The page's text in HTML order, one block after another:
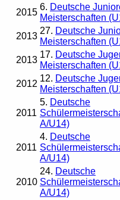
2015
6. Deutsche
Meisterschaften
2013
27. Deutsche
Meisterschaften
2013
17. Deutsche
Meisterschaften
2012
12. Deutsche
Meisterschaften
2011
5. Deutsche
A/U14)
2011
4. Deutsche
A/U14)
2010
24. Deutsche
A/U14)